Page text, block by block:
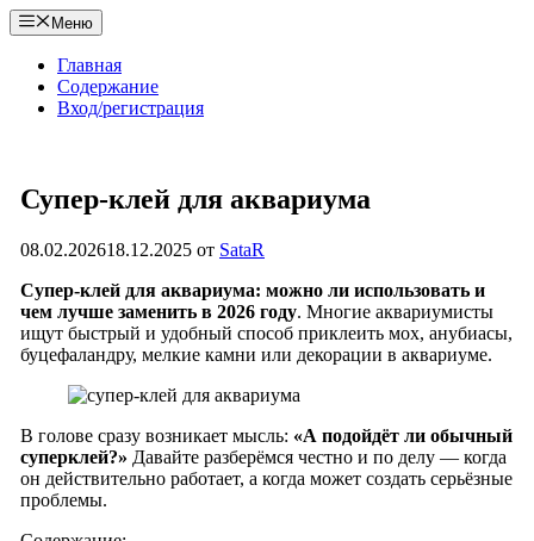
Перейти
к
содержимому
Меню
Главная
Содержание
Вход/регистрация
Супер-клей для аквариума
08.02.202618.12.2025 от SataR
Супер-клей для аквариума: можно ли использовать и
чем лучше заменить в 2026 году. Многие аквариумисты
ищут быстрый и удобный способ приклеить мох, анубиасы,
буцефаландру, мелкие камни или декорации в аквариуме.
В голове сразу возникает мысль: «А подойдёт ли обычный
суперклей?» Давайте разберёмся честно и по делу — когда
он действительно работает, а когда может создать серьёзные
проблемы.